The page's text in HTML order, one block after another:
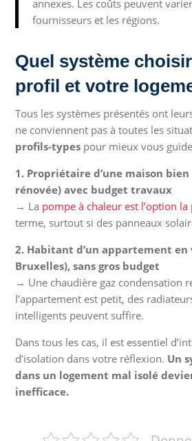
annexes. Les coûts peuvent
fournisseurs et les régions.
Quel système
profil et votre
Tous les systèmes présentés ont
ne conviennent pas à toutes les
profils-types pour mieux vous
1. Propriétaire d’une maison
rénovée) avec budget travaux
→ La pompe à chaleur est l’option
terme, surtout si des panneaux
2. Habitant d’un appartement en
Bruxelles), sans gros budget
→ Une chaudière gaz condensation
l’appartement est petit, des
intelligents peuvent suffire.
Dans tous les cas, il est essentiel
d’isolation dans votre réflexion. Un
dans un logement mal isolé
inefficace.